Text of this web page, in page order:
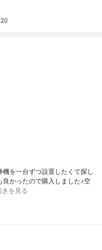
を一台ずつ設置したくて探し
かったので購入しました♪空
きを見る